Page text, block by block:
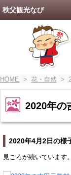
HOME > 花・自然 >
2020年の
2020年4月2日の様
見ごろが続いています
秩父観光なび